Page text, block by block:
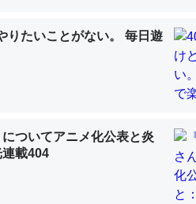
なったり努力してるし。
大問題＝「昆虫はなぜ海にいないのか」に
りたいことがない。 毎日遊
についてアニメ化公表と炎
連載404